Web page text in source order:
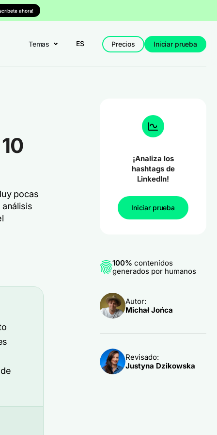
ahora!
Temas ES Precios Iniciar prueba
pocas
¡Analiza los
hashtags de
LinkedIn!
Iniciar prueba
100% contenidos
generados por humanos
Autor:
Michał Jońca
Revisado:
Justyna Dzikowska